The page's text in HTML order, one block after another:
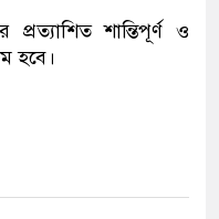
শান্তিপূর্ণ ও
হবে।